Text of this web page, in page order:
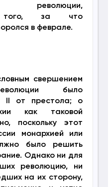
революции,
того, за что
в феврале.
свершением
было
II от престола; о
как таковой
поскольку этот
монархией или
было решить
Однако ни для
революцию, ни
на их сторону,